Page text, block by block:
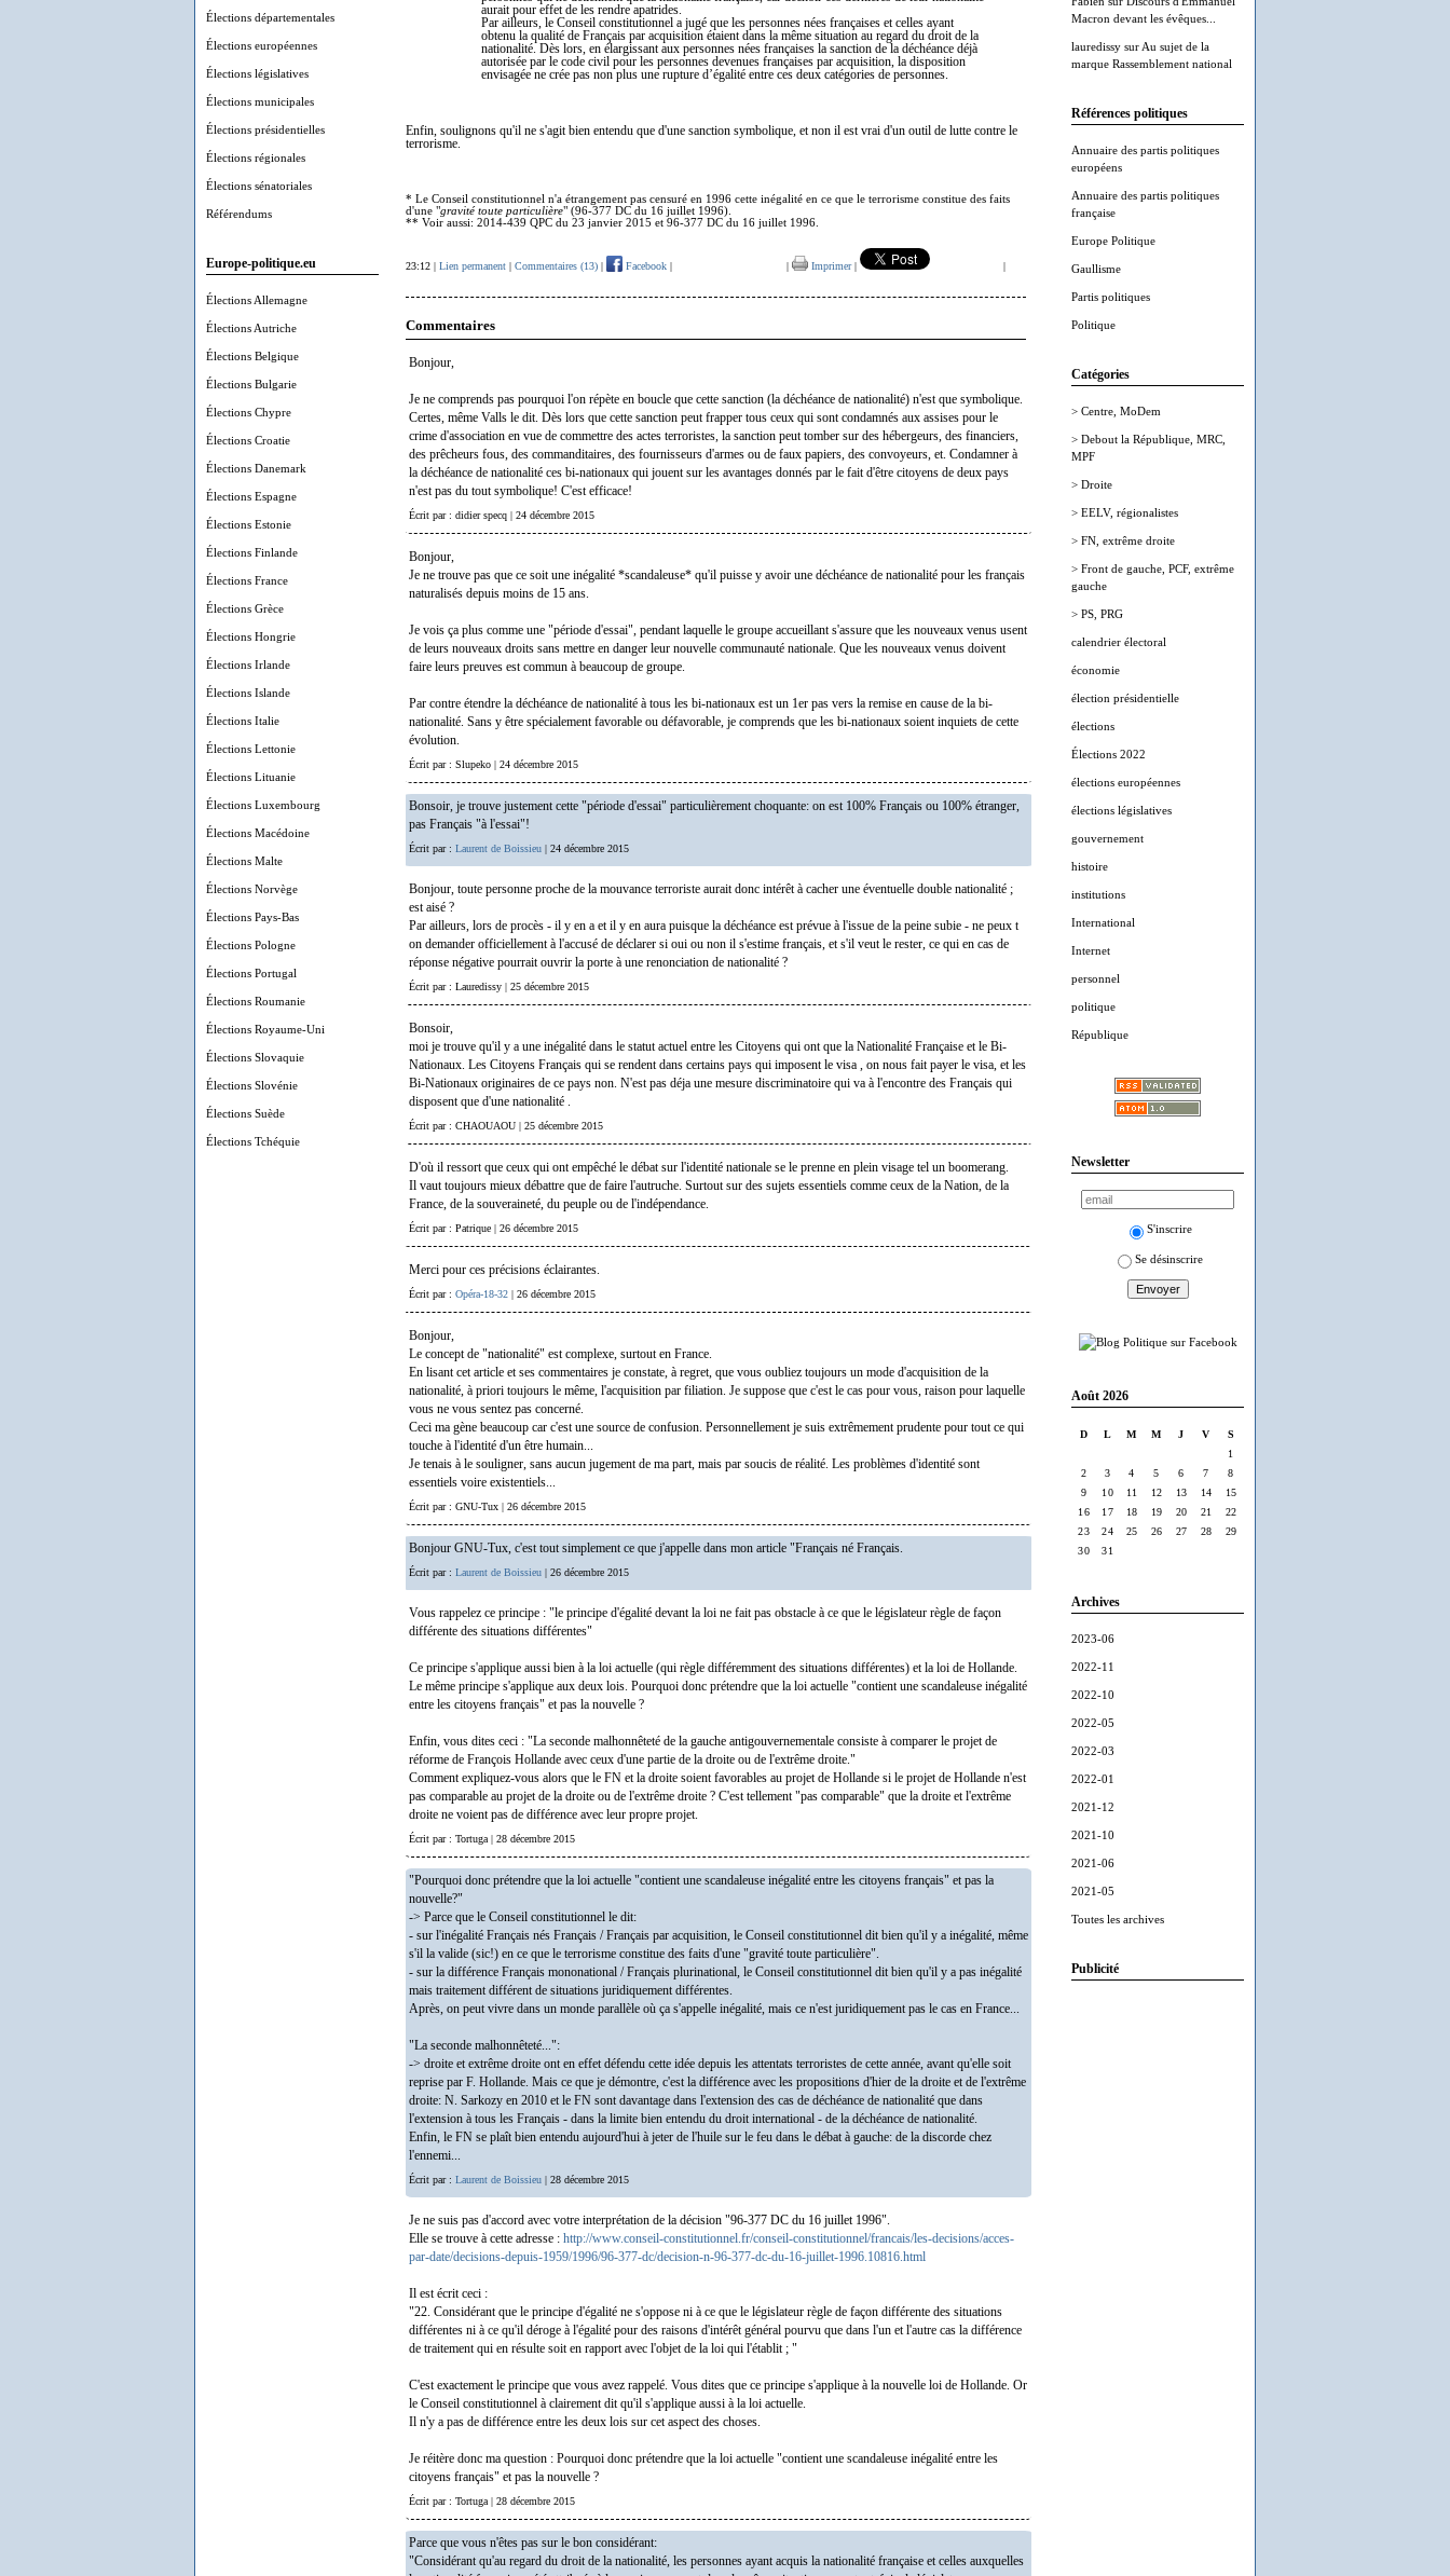
Élections départementales
Élections européennes
Élections législatives
Élections municipales
Élections présidentielles
Élections régionales
Élections sénatoriales
Référendums
Europe-politique.eu
Élections Allemagne
Élections Autriche
Élections Belgique
Élections Bulgarie
Élections Chypre
Élections Croatie
Élections Danemark
Élections Espagne
Élections Estonie
Élections Finlande
Élections France
Élections Grèce
Élections Hongrie
Élections Irlande
Élections Islande
Élections Italie
Élections Lettonie
Élections Lituanie
Élections Luxembourg
Élections Macédoine
Élections Malte
Élections Norvège
Élections Pays-Bas
Élections Pologne
Élections Portugal
Élections Roumanie
Élections Royaume-Uni
Élections Slovaquie
Élections Slovénie
Élections Suède
Élections Tchéquie
Macron devant les évêques...
lauredissy sur Au sujet de la
marque Rassemblement national
Références politiques
Annuaire des partis politiques
européens
Annuaire des partis politiques
française
Europe Politique
Gaullisme
Partis politiques
Politique
Catégories
> Centre, MoDem
> Debout la République, MRC,
MPF
> Droite
> EELV, régionalistes
> FN, extrême droite
> Front de gauche, PCF, extrême
gauche
> PS, PRG
calendrier électoral
économie
élection présidentielle
élections
Élections 2022
élections européennes
élections législatives
gouvernement
histoire
institutions
International
Internet
personnel
politique
République
Newsletter
S'inscrire
Se désinscrire
Août 2026
D L M M J V
S
1
2
3 4 5 6 7
8
9
10 11 12 13 14
15
16
17 18 19 20 21
22
23
24 25 26 27 28
29
30
31
Archives
2023-06
2022-11
2022-10
2022-05
2022-03
2022-01
2021-12
2021-10
2021-06
2021-05
Toutes les archives
Publicité
aurait pour effet de les rendre apatrides.
Par ailleurs, le Conseil constitutionnel a jugé que les personnes nées françaises et celles ayant
obtenu la qualité de Français par acquisition étaient dans la même situation au regard du droit de la
nationalité. Dès lors, en élargissant aux personnes nées françaises la sanction de la déchéance déjà
autorisée par le code civil pour les personnes devenues françaises par acquisition, la disposition
envisagée ne crée pas non plus une rupture d’égalité entre ces deux catégories de personnes.
Enfin, soulignons qu'il ne s'agit bien entendu que d'une sanction symbolique, et non il est vrai d'un outil de lutte contre le
terrorisme.
* Le Conseil constitutionnel n'a étrangement pas censuré en 1996 cette inégalité en ce que le terrorisme constitue des faits
d'une "gravité toute particulière" (96-377 DC du 16 juillet 1996).
** Voir aussi: 2014-439 QPC du 23 janvier 2015 et 96-377 DC du 16 juillet 1996.
23:12 | Lien permanent | Commentaires (13) | Facebook | | Imprimer| |
Commentaires
Bonjour,
Je ne comprends pas pourquoi l'on répète en boucle que cette sanction (la déchéance de nationalité) n'est que symbolique.
Certes, même Valls le dit. Dès lors que cette sanction peut frapper tous ceux qui sont condamnés aux assises pour le
crime d'association en vue de commettre des actes terroristes, la sanction peut tomber sur des hébergeurs, des financiers,
des prêcheurs fous, des commanditaires, des fournisseurs d'armes ou de faux papiers, des convoyeurs, et. Condamner à
la déchéance de nationalité ces bi-nationaux qui jouent sur les avantages donnés par le fait d'être citoyens de deux pays
n'est pas du tout symbolique! C'est efficace!
Écrit par : didier specq | 24 décembre 2015
Bonjour,
Je ne trouve pas que ce soit une inégalité *scandaleuse* qu'il puisse y avoir une déchéance de nationalité pour les français
naturalisés depuis moins de 15 ans.
Je vois ça plus comme une "période d'essai", pendant laquelle le groupe accueillant s'assure que les nouveaux venus usent
de leurs nouveaux droits sans mettre en danger leur nouvelle communauté nationale. Que les nouveaux venus doivent
faire leurs preuves est commun à beaucoup de groupe.
Par contre étendre la déchéance de nationalité à tous les bi-nationaux est un 1er pas vers la remise en cause de la bi-
nationalité. Sans y être spécialement favorable ou défavorable, je comprends que les bi-nationaux soient inquiets de cette
évolution.
Écrit par : Slupeko | 24 décembre 2015
Bonsoir, je trouve justement cette "période d'essai" particulièrement choquante: on est 100% Français ou 100% étranger,
pas Français "à l'essai"!
Écrit par : Laurent de Boissieu | 24 décembre 2015
Bonjour, toute personne proche de la mouvance terroriste aurait donc intérêt à cacher une éventuelle double nationalité ;
est aisé ?
Par ailleurs, lors de procès - il y en a et il y en aura puisque la déchéance est prévue à l'issue de la peine subie - ne peux t
on demander officiellement à l'accusé de déclarer si oui ou non il s'estime français, et s'il veut le rester, ce qui en cas de
réponse négative pourrait ouvrir la porte à une renonciation de nationalité ?
Écrit par : Lauredissy | 25 décembre 2015
Bonsoir,
moi je trouve qu'il y a une inégalité dans le statut actuel entre les Citoyens qui ont que la Nationalité Française et le Bi-
Nationaux. Les Citoyens Français qui se rendent dans certains pays qui imposent le visa , on nous fait payer le visa, et les
Bi-Nationaux originaires de ce pays non. N'est pas déja une mesure discriminatoire qui va à l'encontre des Français qui
disposent que d'une nationalité .
Écrit par : CHAOUAOU | 25 décembre 2015
D'où il ressort que ceux qui ont empêché le débat sur l'identité nationale se le prenne en plein visage tel un boomerang.
Il vaut toujours mieux débattre que de faire l'autruche. Surtout sur des sujets essentiels comme ceux de la Nation, de la
France, de la souveraineté, du peuple ou de l'indépendance.
Écrit par : Patrique | 26 décembre 2015
Merci pour ces précisions éclairantes.
Écrit par : Opéra-18-32 | 26 décembre 2015
Bonjour,
Le concept de "nationalité" est complexe, surtout en France.
En lisant cet article et ses commentaires je constate, à regret, que vous oubliez toujours un mode d'acquisition de la
nationalité, à priori toujours le même, l'acquisition par filiation. Je suppose que c'est le cas pour vous, raison pour laquelle
vous ne vous sentez pas concerné.
Ceci ma gène beaucoup car c'est une source de confusion. Personnellement je suis extrêmement prudente pour tout ce qui
touche à l'identité d'un être humain...
Je tenais à le souligner, sans aucun jugement de ma part, mais par soucis de réalité. Les problèmes d'identité sont
essentiels voire existentiels...
Écrit par : GNU-Tux | 26 décembre 2015
Bonjour GNU-Tux, c'est tout simplement ce que j'appelle dans mon article "Français né Français.
Écrit par : Laurent de Boissieu | 26 décembre 2015
Vous rappelez ce principe : "le principe d'égalité devant la loi ne fait pas obstacle à ce que le législateur règle de façon
différente des situations différentes"
Ce principe s'applique aussi bien à la loi actuelle (qui règle différemment des situations différentes) et la loi de Hollande.
Le même principe s'applique aux deux lois. Pourquoi donc prétendre que la loi actuelle "contient une scandaleuse inégalité
entre les citoyens français" et pas la nouvelle ?
Enfin, vous dites ceci : "La seconde malhonnêteté de la gauche antigouvernementale consiste à comparer le projet de
réforme de François Hollande avec ceux d'une partie de la droite ou de l'extrême droite."
Comment expliquez-vous alors que le FN et la droite soient favorables au projet de Hollande si le projet de Hollande n'est
pas comparable au projet de la droite ou de l'extrême droite ? C'est tellement "pas comparable" que la droite et l'extrême
droite ne voient pas de différence avec leur propre projet.
Écrit par : Tortuga | 28 décembre 2015
"Pourquoi donc prétendre que la loi actuelle "contient une scandaleuse inégalité entre les citoyens français" et pas la
nouvelle?"
-> Parce que le Conseil constitutionnel le dit:
- sur l'inégalité Français nés Français / Français par acquisition, le Conseil constitutionnel dit bien qu'il y a inégalité, même
s'il la valide (sic!) en ce que le terrorisme constitue des faits d'une "gravité toute particulière".
- sur la différence Français mononational / Français plurinational, le Conseil constitutionnel dit bien qu'il y a pas inégalité
mais traitement différent de situations juridiquement différentes.
Après, on peut vivre dans un monde parallèle où ça s'appelle inégalité, mais ce n'est juridiquement pas le cas en France...
"La seconde malhonnêteté...":
-> droite et extrême droite ont en effet défendu cette idée depuis les attentats terroristes de cette année, avant qu'elle soit
reprise par F. Hollande. Mais ce que je démontre, c'est la différence avec les propositions d'hier de la droite et de l'extrême
droite: N. Sarkozy en 2010 et le FN sont davantage dans l'extension des cas de déchéance de nationalité que dans
l'extension à tous les Français - dans la limite bien entendu du droit international - de la déchéance de nationalité.
Enfin, le FN se plaît bien entendu aujourd'hui à jeter de l'huile sur le feu dans le débat à gauche: de la discorde chez
l'ennemi...
Écrit par : Laurent de Boissieu | 28 décembre 2015
Je ne suis pas d'accord avec votre interprétation de la décision "96-377 DC du 16 juillet 1996".
Elle se trouve à cette adresse : http://www.conseil-constitutionnel.fr/conseil-constitutionnel/francais/les-decisions/acces-
par-date/decisions-depuis-1959/1996/96-377-dc/decision-n-96-377-dc-du-16-juillet-1996.10816.html
Il est écrit ceci :
"22. Considérant que le principe d'égalité ne s'oppose ni à ce que le législateur règle de façon différente des situations
différentes ni à ce qu'il déroge à l'égalité pour des raisons d'intérêt général pourvu que dans l'un et l'autre cas la différence
de traitement qui en résulte soit en rapport avec l'objet de la loi qui l'établit ; "
C'est exactement le principe que vous avez rappelé. Vous dites que ce principe s'applique à la nouvelle loi de Hollande. Or
le Conseil constitutionnel à clairement dit qu'il s'applique aussi à la loi actuelle.
Il n'y a pas de différence entre les deux lois sur cet aspect des choses.
Je réitère donc ma question : Pourquoi donc prétendre que la loi actuelle "contient une scandaleuse inégalité entre les
citoyens français" et pas la nouvelle ?
Écrit par : Tortuga | 28 décembre 2015
Parce que vous n'êtes pas sur le bon considérant:
"Considérant qu'au regard du droit de la nationalité, les personnes ayant acquis la nationalité française et celles auxquelles